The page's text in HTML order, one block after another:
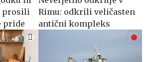
prosili
pride
Rimu: odkrili veličasten
antični kompleks